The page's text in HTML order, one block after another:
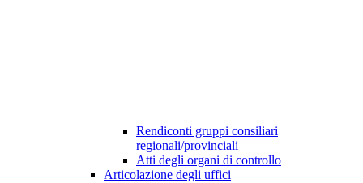
Rendiconti gruppi consiliari
regionali/provinciali
Atti degli organi di controllo
Articolazione degli uffici